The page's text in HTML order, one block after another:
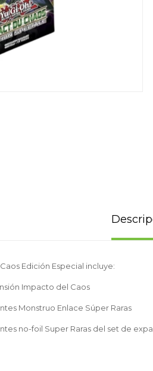
Edición Especial incluye:
Impacto del Caos
Monstruo Enlace Súper Raras
no-foil Super Raras del set de